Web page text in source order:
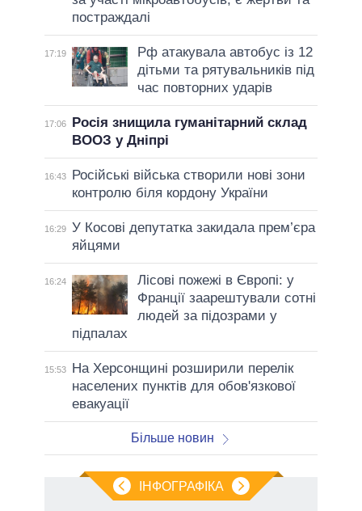
постраждалі
17:19
Рф атакувала автобус із 12
дітьми та рятувальників під
час повторних ударів
17:06
Росія знищила гуманітарний склад
ВООЗ у Дніпрі
16:43
Російські війська створили нові зони
контролю біля кордону України
16:29 У Косові депутатка закидала прем’єра
яйцями
16:24
Лісові пожежі в Європі: у
Франції заарештували сотні
людей за підозрами у
підпалах
15:53
На Херсонщині розширили перелік
населених пунктів для обов'язкової
евакуації
Більше новин
ІНФОГРАФІКА